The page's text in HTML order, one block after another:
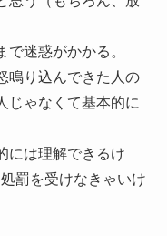
迷惑がかかる。
鳴り込んできた人の
じゃなくて基本的に
には理解できるけ
罰を受けなきゃいけ